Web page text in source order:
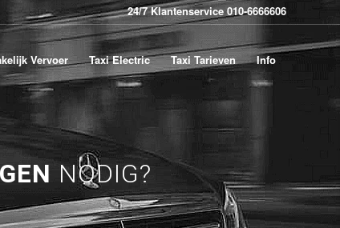
24/7 Klantenservice 010-6666606
Vervoer Taxi Electric Taxi Tarieven Info
NODIG?